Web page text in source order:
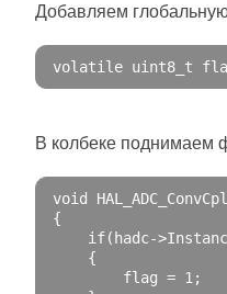
Добавляем
volatile uint8_t
В колбеке поднимаем
void
{
if( hadc->
{
flag = 1 ;